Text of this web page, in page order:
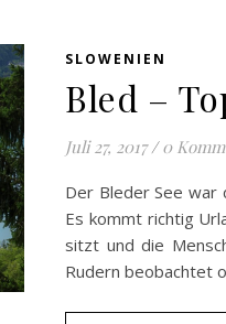
SLOWENIEN
Bled –
Juli 27, 2017 / 0
Der Bleder See war
Es kommt richtig
sitzt und die
Rudern beobachtet